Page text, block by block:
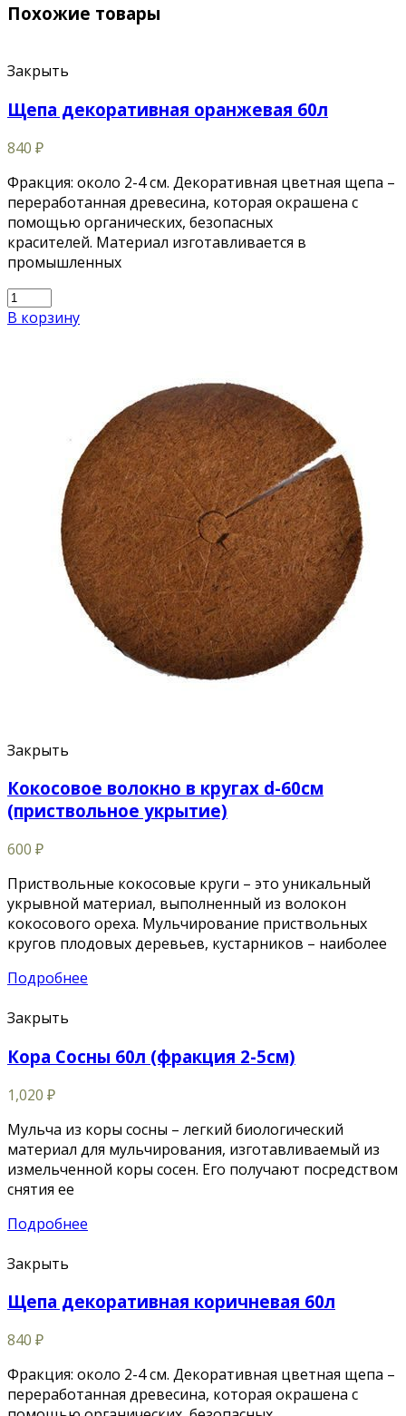
Похожие товары
Закрыть
Щепа декоративная оранжевая 60л
840 ₽
Фракция: около 2-4 см. Декоративная цветная щепа –
переработанная древесина, которая окрашена с
помощью органических, безопасных
красителей. Материал изготавливается в
промышленных
В корзину
Закрыть
Кокосовое волокно в кругах d-60см
(приствольное укрытие)
600 ₽
Приствольные кокосовые круги – это уникальный
укрывной материал, выполненный из волокон
кокосового ореха. Мульчирование приствольных
кругов плодовых деревьев, кустарников – наиболее
Подробнее
Закрыть
Кора Сосны 60л (фракция 2-5см)
1,020 ₽
Мульча из коры сосны – легкий биологический
материал для мульчирования, изготавливаемый из
измельченной коры сосен. Его получают посредством
снятия ее
Подробнее
Закрыть
Щепа декоративная коричневая 60л
840 ₽
Фракция: около 2-4 см. Декоративная цветная щепа –
переработанная древесина, которая окрашена с